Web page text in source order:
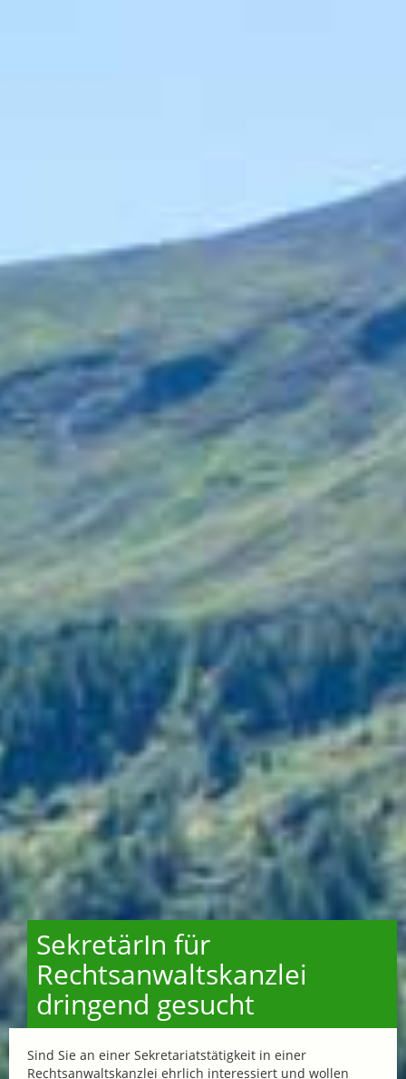
SekretärIn für
Rechtsanwaltskanzlei
dringend gesucht
Sind Sie an einer Sekretariatstätigkeit in einer
Rechtsanwaltskanzlei ehrlich interessiert und wollen